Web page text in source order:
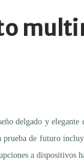
delgado y elegante
prueba de futuro
a dispositivos